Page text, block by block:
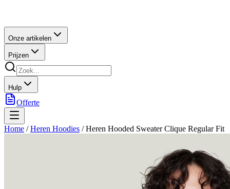
Onze artikelen
Prijzen
Hulp
Offerte
Home / Heren Hoodies /Heren Hooded Sweater Clique Regular Fit